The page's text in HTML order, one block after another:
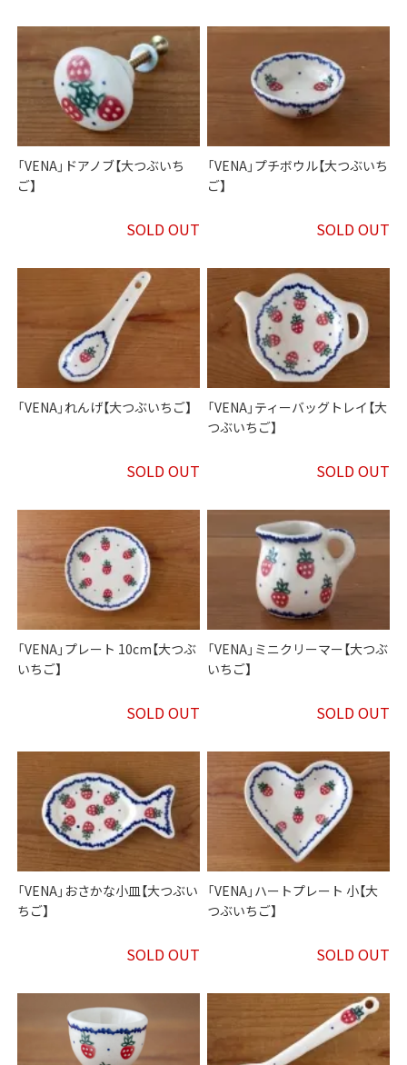
「VENA」ドアノブ【大つぶいち
ご】
SOLD OUT
「VENA」プチボウル【大つぶいち
ご】
SOLD OUT
「VENA」れんげ【大つぶいちご】
SOLD OUT
「VENA」ティーバッグトレイ【大
つぶいちご】
SOLD OUT
「VENA」プレート 10cm【大つぶ
いちご】
SOLD OUT
「VENA」ミニクリーマー【大つぶ
いちご】
SOLD OUT
「VENA」おさかな小皿【大つぶい
ちご】
SOLD OUT
「VENA」ハートプレート 小【大
つぶいちご】
SOLD OUT